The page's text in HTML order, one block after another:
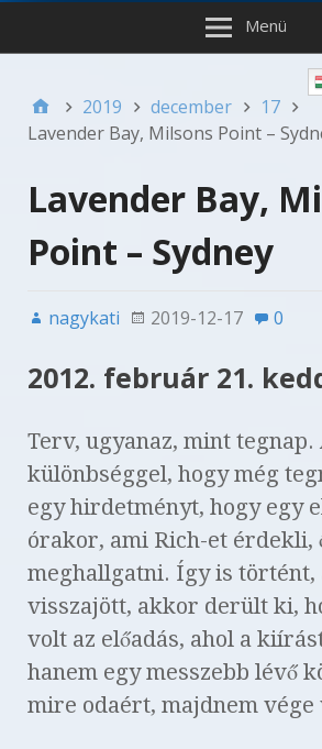
Menü
2019 december
17
Lavender Bay, Milsons Point –
Lavender Bay,
Point – Sydney
nagykati 2019-12-17 0
2012. február 21.
Terv, ugyanaz, mint tegnap.
különbséggel, hogy még
egy hirdetményt, hogy egy
órakor, ami Rich-et érdekli,
meghallgatni. Így is történt,
visszajött, akkor derült ki,
volt az előadás, ahol a
hanem egy messzebb lévő
mire odaért, majdnem vége